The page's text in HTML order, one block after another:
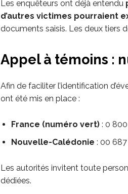
Les enquêteurs ont déjà entendu
d’autres victimes pourraient
documents saisis. Les deux tiers
Appel à témoins :
Afin de faciliter l’identification
ont été mis en place :
France (numéro vert): 0 800
Nouvelle-Calédonie : 00
Les autorités invitent toute
dédiées.